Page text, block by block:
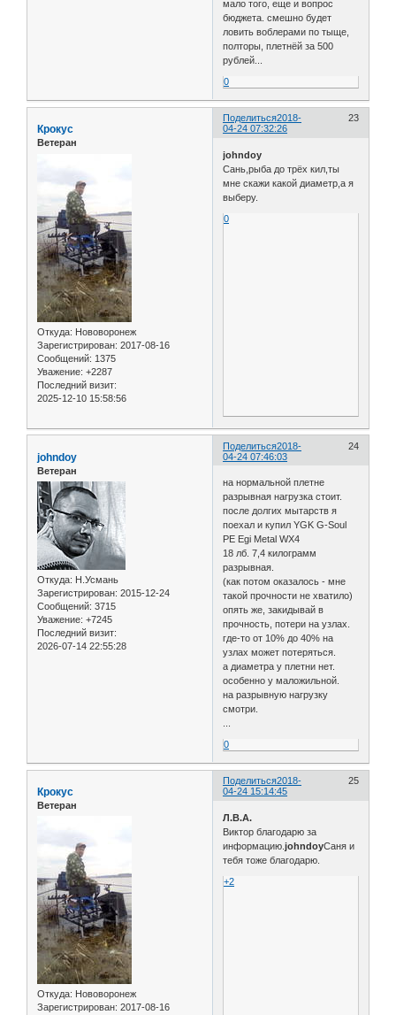
мало того, еще и вопрос
бюджета. смешно будет
ловить воблерами по тыще,
полторы, плетнёй за 500
рублей...
0
Поделиться 23
2018-
04-24 07:32:26
Крокус
Ветеран
Откуда: Нововоронеж
Зарегистрирован: 2017-08-16
Сообщений: 1375
Уважение: +2287
Последний визит:
2025-12-10 15:58:56
johndoy
Сань,рыба до трёх кил,ты
мне скажи какой диаметр,а я
выберу.
0
Поделиться 24
2018-
04-24 07:46:03
johndoy
Ветеран
Откуда: Н.Усмань
Зарегистрирован: 2015-12-24
Сообщений: 3715
Уважение: +7245
Последний визит:
2026-07-14 22:55:28
на нормальной плетне
разрывная нагрузка стоит.
после долгих мытарств я
поехал и купил YGK G-Soul
PE Egi Metal WX4
18 лб. 7,4 килограмм
разрывная.
(как потом оказалось - мне
такой прочности не хватило)
опять же, закидывай в
прочность, потери на узлах.
где-то от 10% до 40% на
узлах может потеряться.
а диаметра у плетни нет.
особенно у маложильной.
на разрывную нагрузку
смотри.
0
Поделиться 25
2018-
04-24 15:14:45
Крокус
Ветеран
Откуда: Нововоронеж
Зарегистрирован: 2017-08-16
Л.В.А.
Виктор благодарю за
информацию.johndoyСаня и
тебя тоже благодарю.
+2